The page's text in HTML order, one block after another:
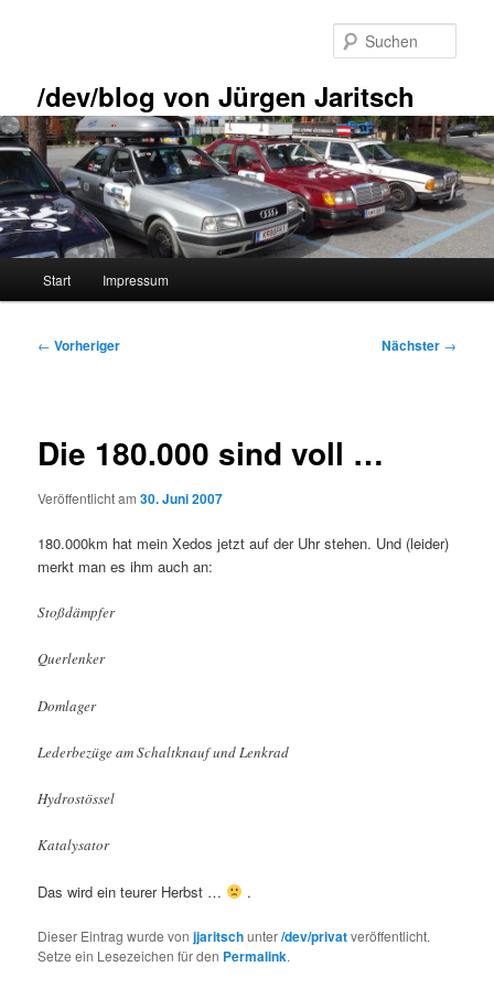
/dev/blog von Jürgen Jaritsch
Start Impressum
Beitragsnavigation
← Vorheriger Nächster →
Die 180.000 sind voll …
Veröffentlicht am30. Juni 2007
180.000km hat mein Xedos jetzt auf der Uhr stehen. Und (leider)
merkt man es ihm auch an:
Stoßdämpfer
Querlenker
Domlager
Lederbezüge am Schaltknauf und Lenkrad
Hydrostössel
Katalysator
Das wird ein teurer Herbst … .
Dieser Eintrag wurde vonjjaritschunter/dev/privatveröffentlicht.
Setze ein Lesezeichen für den Permalink.